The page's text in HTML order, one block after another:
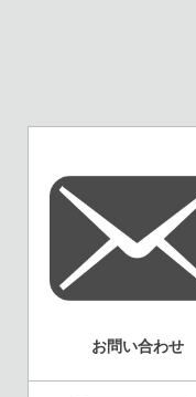
お問い合わせ